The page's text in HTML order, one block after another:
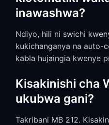
inawashwa?
Ndiyo, hili ni swichi
kukichanganya na auto-
kabla hujaingia kwenye
Kisakinishi cha
ukubwa gani?
Takribani MB 212.